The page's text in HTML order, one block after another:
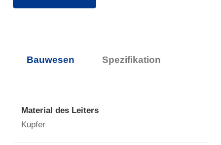
Bauwesen Spezifikation
Material des Leiters
Kupfer